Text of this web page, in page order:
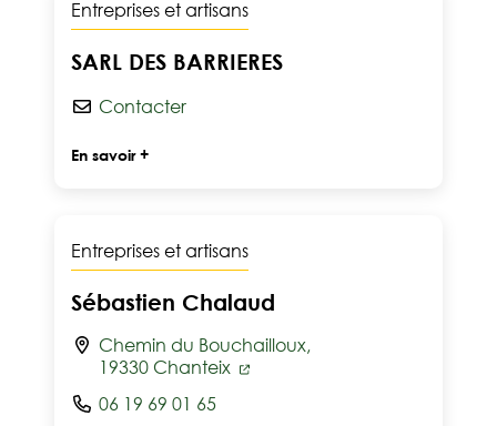
Entreprises et artisans
SARL DES BARRIERES
Contacter
En savoir +
Entreprises et artisans
Sébastien Chalaud
Chemin du Bouchailloux,
19330 Chanteix
06 19 69 01 65